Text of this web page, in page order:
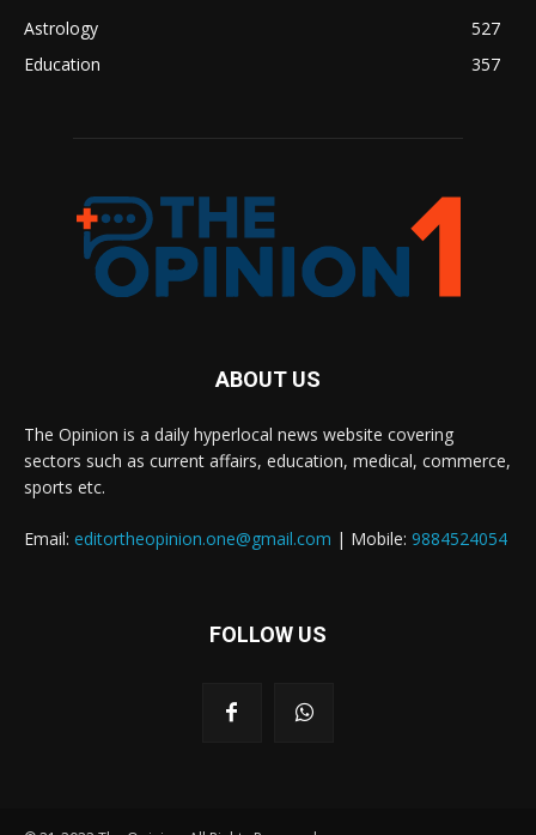
Astrology
527
Education
357
ABOUT US
The Opinion is a daily hyperlocal news website covering
sectors such as current affairs, education, medical, commerce,
sports etc.
Email: editortheopinion.one@gmail.com | Mobile: 9884524054
FOLLOW US